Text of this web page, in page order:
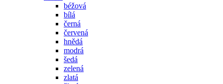
béžová
bílá
černá
červená
hnědá
modrá
šedá
zelená
zlatá